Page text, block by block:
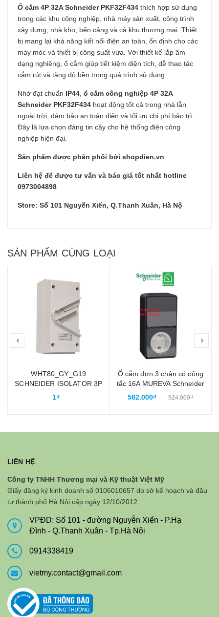
Ổ cắm 4P 32A Schneider PKF32F434 thích hợp sử dụng
trong các khu công nghiệp, nhà máy sản xuất, công trình
xây dựng, nhà kho, bến cảng và cả khu thương mại. Thiết
bị mang lại khả năng kết nối điện an toàn, ổn định cho các
máy móc và thiết bị công suất vừa. Với thiết kế lắp âm
dạng nghiêng, ổ cắm giúp tiết kiệm diện tích, dễ thao tác
cắm rút và tăng độ bền trong quá trình sử dụng.
Nhờ đạt chuẩn IP44 ổ cắm công nghiệp 4P 32A
Schneider PKF32F434 hoạt động tốt cả trong nhà lẫn
ngoài trời, đảm bảo an toàn điện và tối ưu chi phí bảo trì.
Đây là lựa chọn đáng tin cậy cho hệ thống điện công
nghiệp hiện đại.
Sản phẩm được phân phối bởi shopdien.vn
Liên hệ để được tư vấn và báo giá tốt nhất hotline
0973004898
Store: Số 101 Nguyễn Xiển, Q.Thanh Xuân, Hà Nộ
SẢN PHẨM CÙNG LOẠI
WHT80_GY_G19
SCHNEIDER ISOLATOR 3P
80A Cầu dao ngắt điện
1₫
Ổ cắm đơn 3 chân có công
tắc 16A MUREVA Schneider
MUR36024 chống thấm
582.000₫ 924.000₫
LIÊN HỆ
Công ty TNHH Thương mại và Kỹ thuật Việt Mỹ
Giấy đăng ký kinh doanh số 0106010657 do sở kế hoạch và đầu
tư thành phố Hà Nội cấp ngày 12/10/2012
VPĐD: Số 101 - đường Nguyễn Xiển - P.Hạ
Đình - Q.Thanh Xuân - Tp.Hà Nội
0914338419
vietmy.contact@gmail.com